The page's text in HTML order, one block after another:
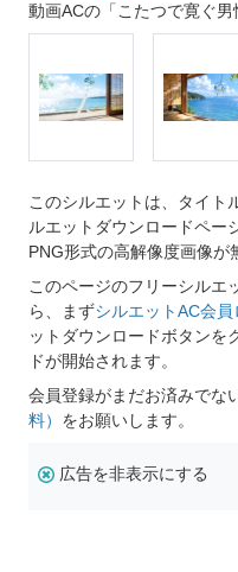
動画ACの「こたつで寛ぐ
このシルエットは、タイト
ルエットダウンロードペー
PNG形式の高解像度画像が
このページのフリーシルエ
ら、まずシルエットAC会員
ットダウンロードボタンを
ドが開始されます。
会員登録がまだお済みでな
料） をお願いします。
広告を非表示にする